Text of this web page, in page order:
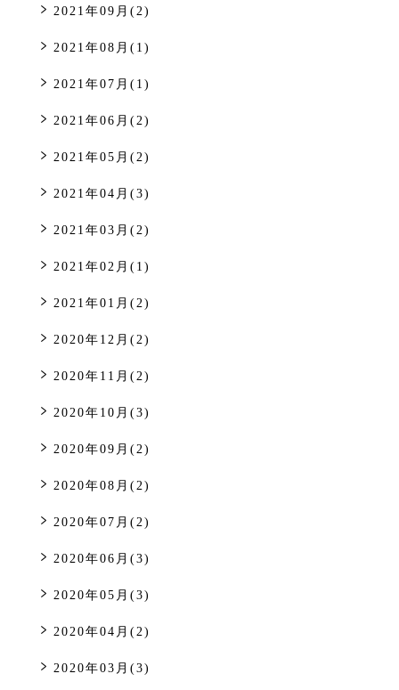
2021年09月(2)
2021年08月(1)
2021年07月(1)
2021年06月(2)
2021年05月(2)
2021年04月(3)
2021年03月(2)
2021年02月(1)
2021年01月(2)
2020年12月(2)
2020年11月(2)
2020年10月(3)
2020年09月(2)
2020年08月(2)
2020年07月(2)
2020年06月(3)
2020年05月(3)
2020年04月(2)
2020年03月(3)